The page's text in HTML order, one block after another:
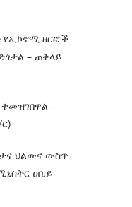
የኢኮኖሚ ዘርፎች
– ጠቅላይ
–
ህልውና ውስጥ
ዐቢይ